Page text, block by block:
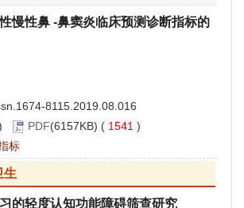
慢性鼻 -鼻窦炎临床预测诊断指标的
8115.2019.08.016
PDF(6157KB) ( 1541 )
标
生
的轻度认知功能障碍筛查研究